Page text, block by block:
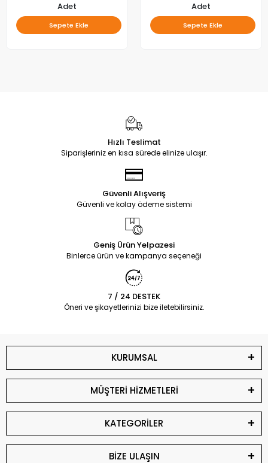
Adet
Sepete Ekle
Adet
Sepete Ekle
Hızlı Teslimat
Siparişleriniz en kısa sürede elinize ulaşır.
Güvenli Alışveriş
Güvenli ve kolay ödeme sistemi
Geniş Ürün Yelpazesi
Binlerce ürün ve kampanya seçeneği
7 / 24 DESTEK
Öneri ve şikayetlerinizi bize iletebilirsiniz.
KURUMSAL
MÜŞTERİ HİZMETLERİ
KATEGORİLER
BİZE ULAŞIN